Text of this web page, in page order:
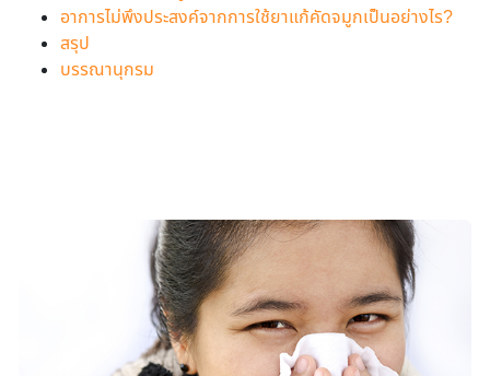
อาการไม่พึงประสงค์จากการใช้ยาแก้คัดจมูกเป็นอย่างไร?
สรุป
บรรณานุกรม